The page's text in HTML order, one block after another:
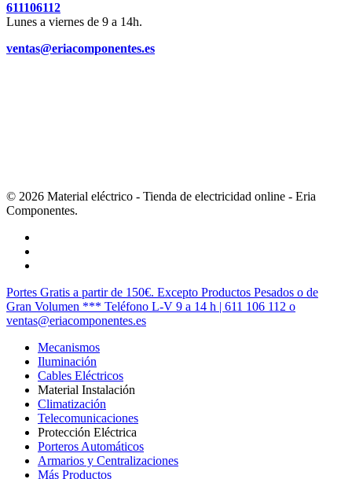
611106112
Lunes a viernes de 9 a 14h.
ventas@eriacomponentes.es
© 2026 Material eléctrico - Tienda de electricidad online - Eria
Componentes.
Cerrar
Menú
Portes Gratis a partir de 150€. Excepto Productos Pesados o de
Gran Volumen *** Teléfono L-V 9 a 14 h | 611 106 112 o
ventas@eriacomponentes.es
Mecanismos
Iluminación
Cables Eléctricos
Material Instalación
Climatización
Telecomunicaciones
Protección Eléctrica
Porteros Automáticos
Armarios y Centralizaciones
Más Productos